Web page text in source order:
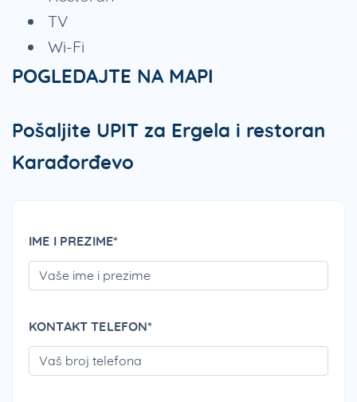
TV
Wi-Fi
POGLEDAJTE NA MAPI
Pošaljite UPIT za Ergela i restoran
Karađorđevo
IME I PREZIME*
KONTAKT TELEFON*